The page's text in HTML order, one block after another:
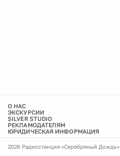
О НАС
ЭКСКУРСИИ
SILVER STUDIO
РЕКЛАМОДАТЕЛЯМ
ЮРИДИЧЕСКАЯ ИНФОРМАЦИЯ
2026 Радиостанция «Серебряный Дождь»